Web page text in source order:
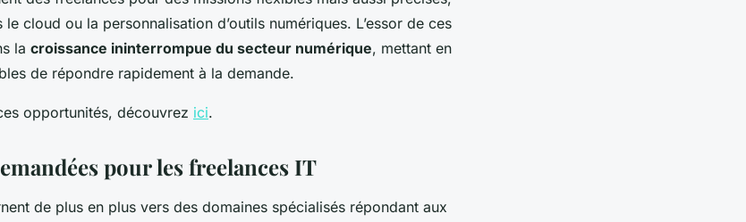
cloud ou la personnalisation d’outils numériques. L’essor de ces
la croissance ininterrompue du secteur numérique, mettant en
de répondre rapidement à la demande.
opportunités, découvrez ici.
pour les freelances IT
de plus en plus vers des domaines spécialisés répondant aux